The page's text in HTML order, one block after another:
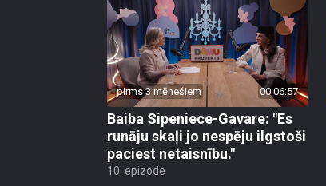
pirms 3 mēnešiem 00:06:57
Baiba Sipeniece-Gavare: "Es
runāju skaļi jo nespēju ilgstoši
paciest netaisnību."
10. epizode